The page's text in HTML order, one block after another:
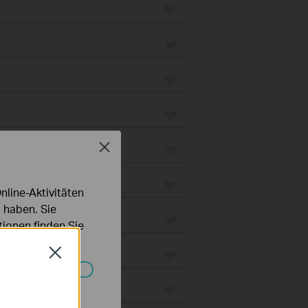
Close
Aktivitäten
Sie
finden Sie
nicht
Close